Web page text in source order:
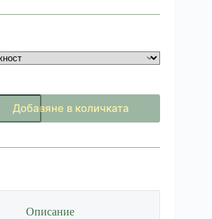
Добавяне в количката
Описание